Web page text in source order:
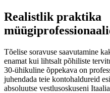
Realistlik praktika
Tõelise soravuse saavutamine
enamat kui lihtsalt põhiliste
30-ühikuline õppekava on
juhendada teie kontohaldureid
absoluutse vestlusoskuseni